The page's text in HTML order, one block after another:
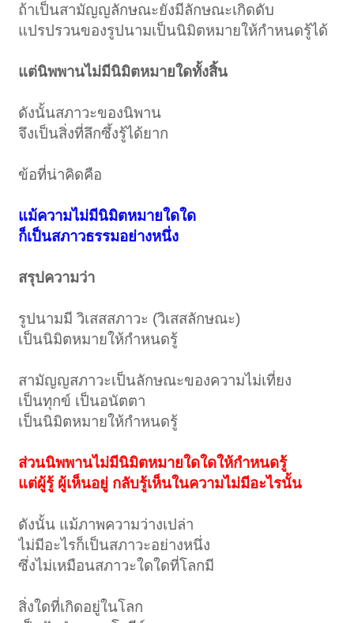
ถ้าเป็นสามัญญลักษณะยังมีลักษณะเกิดดับ
แปรปรวนของรูปนามเป็นนิมิตหมายให้กำหนดรู้ได้
แต่นิพพานไม่มีนิมิตหมายใดทั้งสิ้น
ดังนั้นสภาวะของนิพาน
จึงเป็นสิ่งที่ลึกซึ้งรู้ได้ยาก
ข้อที่น่าคิดคือ
แม้ความไม่มีนิมิตหมายใดใด
ก็เป็นสภาวธรรมอย่างหนึ่ง
สรุปความว่า
รูปนามมี วิเสสสภาวะ (วิเสสลักษณะ)
เป็นนิมิตหมายให้กำหนดรู้
สามัญญสภาวะเป็นลักษณะของความไม่เที่ยง
เป็นทุกข์ เป็นอนัตตา
เป็นนิมิตหมายให้กำหนดรู้
ส่วนนิพพานไม่มีนิมิตหมายใดใดให้กำหนดรู้
แต่ผู้รู้ ผู้เห็นอยู่ กลับรู้เห็นในความไม่มีอะไรนั้น
ดังนั้น แม้ภาพความว่างเปล่า
ไม่มีอะไรก็เป็นสภาวะอย่างหนึ่ง
ซึ่งไม่เหมือนสภาวะใดใดที่โลกมี
สิ่งใดที่เกิดอยู่ในโลก